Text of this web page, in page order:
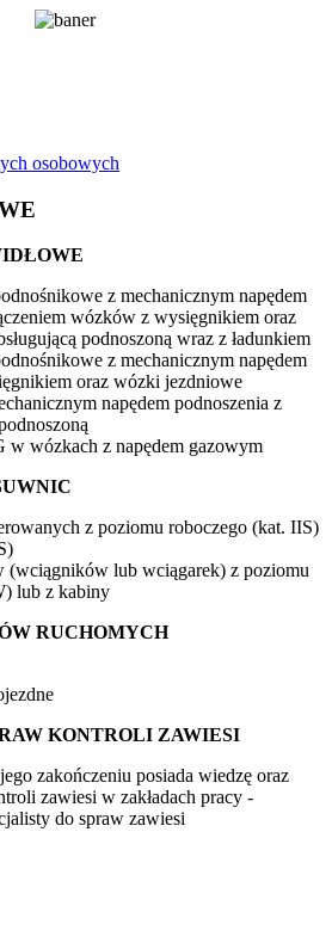
osobowych
z mechanicznym napędem
wózków z wysięgnikiem oraz
podnoszoną wraz z ładunkiem
z mechanicznym napędem
oraz wózki jezdniowe
napędem podnoszenia z
w wózkach z napędem gazowym
z poziomu roboczego (kat. IIS)
(wciągników lub wciągarek) z poziomu
lub z kabiny
RUCHOMYCH
KONTROLI ZAWIESI
zakończeniu posiada wiedzę oraz
zawiesi w zakładach pracy -
do spraw zawiesi